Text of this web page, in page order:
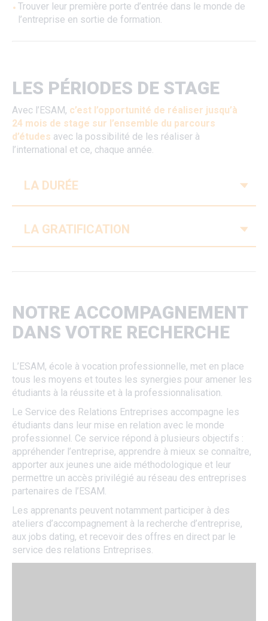
Trouver leur première porte d’entrée dans le monde de
l’entreprise en sortie de formation.
LES PÉRIODES DE STAGE
Avec l’ESAM, c’est l’opportunité de réaliser jusqu’à
24 mois de stage sur l’ensemble du parcours
d’études avec la possibilité de les réaliser à
l’international et ce, chaque année.
LA DURÉE
LA GRATIFICATION
NOTRE ACCOMPAGNEMENT
DANS VOTRE RECHERCHE
L’ESAM, école à vocation professionnelle, met en place
tous les moyens et toutes les synergies pour amener les
étudiants à la réussite et à la professionnalisation.
Le Service des Relations Entreprises accompagne les
étudiants dans leur mise en relation avec le monde
professionnel. Ce service répond à plusieurs objectifs :
appréhender l’entreprise, apprendre à mieux se connaître,
apporter aux jeunes une aide méthodologique et leur
permettre un accès privilégié au réseau des entreprises
partenaires de l’ESAM.
Les apprenants peuvent notamment participer à des
ateliers d’accompagnement à la recherche d’entreprise,
aux jobs dating, et recevoir des offres en direct par le
service des relations Entreprises.